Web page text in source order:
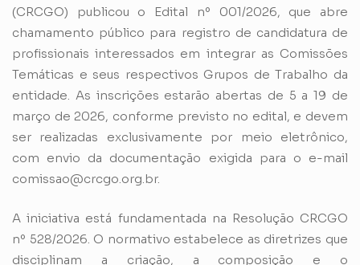
(CRCGO) publicou o Edital nº 001/2026, que abre
chamamento público para registro de candidatura de
profissionais interessados em integrar as Comissões
Temáticas e seus respectivos Grupos de Trabalho da
entidade. As inscrições estarão abertas de 5 a 19 de
março de 2026, conforme previsto no edital, e devem
ser realizadas exclusivamente por meio eletrônico,
com envio da documentação exigida para o e-mail
comissao@crcgo.org.br.
A iniciativa está fundamentada na Resolução CRCGO
nº 528/2026. O normativo estabelece as diretrizes que
disciplinam a criação, a composição e o